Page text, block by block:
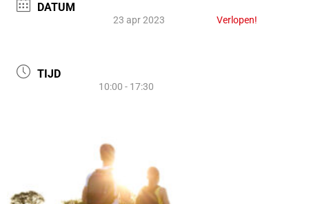
DATUM
23 apr 2023 Verlopen!
TIJD
10:00 - 17:30